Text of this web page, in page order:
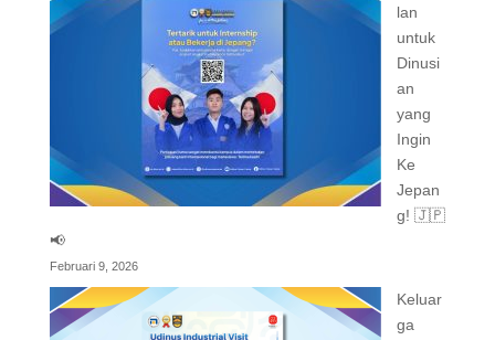
lan
untuk
Dinusi
an
yang
Ingin
Ke
Jepan
g! 🇯🇵
📢
Februari 9, 2026
Keluar
ga